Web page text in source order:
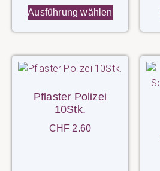
Ausführung wählen
Pflaster Polizei
10Stk.
CHF 2.60